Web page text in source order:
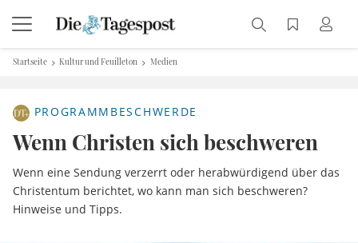
Startseite Kultur und Feuilleton Medien
PROGRAMMBESCHWERDE
Wenn Christen sich beschweren
Wenn eine Sendung verzerrt oder herabwürdigend über das
Christentum berichtet, wo kann man sich beschweren?
Hinweise und Tipps.